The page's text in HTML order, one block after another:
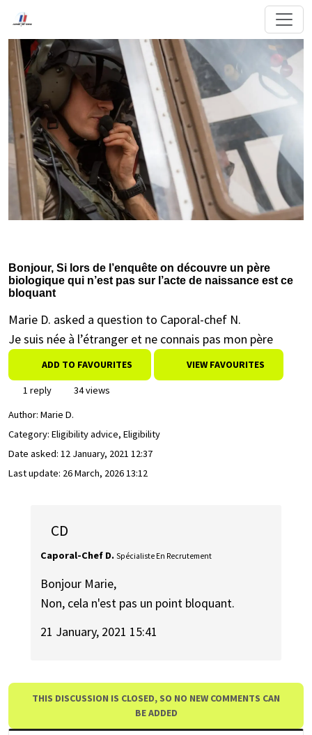
Bonjour, Si lors de l’enquête on découvre un père
biologique qui n’est pas sur l’acte de naissance est ce
bloquant
Marie D. asked a question to Caporal-chef N.
Je suis née à l’étranger et ne connais pas mon père
ADD TO FAVOURITES VIEW FAVOURITES
1 reply
34 views
Author: Marie D.
Category: Eligibility advice, Eligibility
Date asked: 12 January, 2021 12:37
Last update: 26 March, 2026 13:12
CD
Caporal-Chef D. Spécialiste En Recrutement
Bonjour Marie,
Non, cela n'est pas un point bloquant.
21 January, 2021 15:41
THIS DISCUSSION IS CLOSED, SO NO NEW COMMENTS CAN
BE ADDED